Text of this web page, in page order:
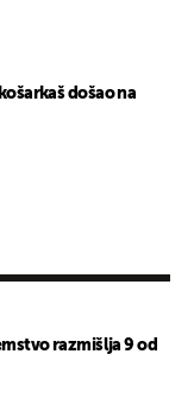
došao na
razmišlja 9 od